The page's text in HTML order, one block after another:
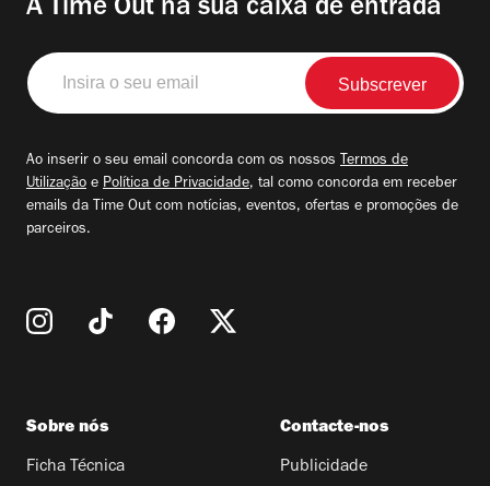
A Time Out na sua caixa de entrada
Insira
o
seu
Ao inserir o seu email concorda com os nossos Termos de
Utilização e Política de Privacidade, tal como concorda em receber
emails da Time Out com notícias, eventos, ofertas e promoções de
parceiros.
Sobre nós
Ficha Técnica
Contacte-nos
Publicidade